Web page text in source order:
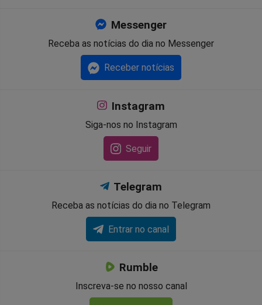
Messenger
Receba as notícias do dia no Messenger
Receber notícias
Instagram
Siga-nos no Instagram
Seguir
Telegram
Receba as notícias do dia no Telegram
Entrar no canal
Rumble
Inscreva-se no nosso canal